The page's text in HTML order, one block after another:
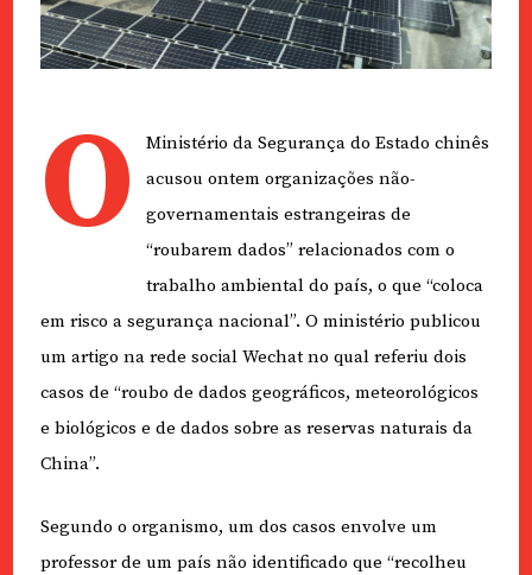
O
Ministério da Segurança do Estado chinês
acusou ontem organizações não-
governamentais estrangeiras de
“roubarem dados” relacionados com o
trabalho ambiental do país, o que “coloca
em risco a segurança nacional”. O ministério publicou
um artigo na rede social Wechat no qual referiu dois
casos de “roubo de dados geográficos, meteorológicos
e biológicos e de dados sobre as reservas naturais da
China”.
Segundo o organismo, um dos casos envolve um
professor de um país não identificado que “recolheu